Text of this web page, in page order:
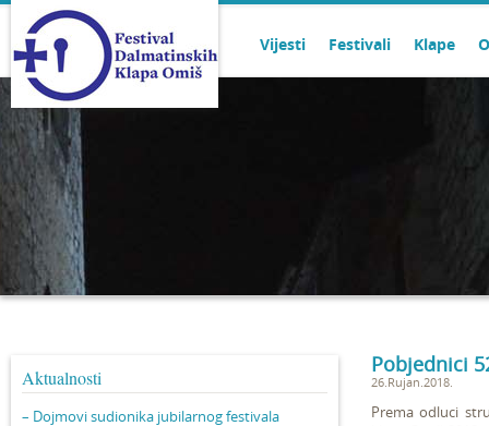
Vijesti Festivali Klape
Aktualnosti
– Dojmovi sudionika jubilarnog festivala
Pobjednici
26.Rujan.2018.
Prema odluci